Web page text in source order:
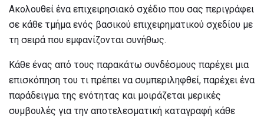
Ακολουθεί ένα επιχειρησιακό σχέδιο που σας περιγράφει
σε κάθε τμήμα ενός βασικού επιχειρηματικού σχεδίου με
τη σειρά που εμφανίζονται συνήθως.
Κάθε ένας από τους παρακάτω συνδέσμους παρέχει μια
επισκόπηση του τι πρέπει να συμπεριληφθεί, παρέχει ένα
παράδειγμα της ενότητας και μοιράζεται μερικές
συμβουλές για την αποτελεσματική καταγραφή κάθε